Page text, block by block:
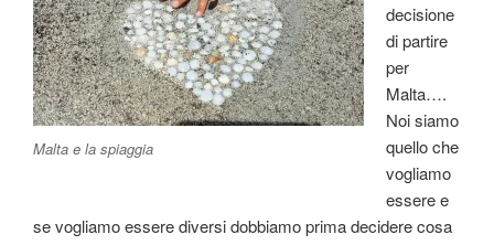
Malta e la spiaggia
decisione
di partire
per
Malta….
Noi siamo
quello che
vogliamo
essere e
se vogliamo essere diversi dobbiamo prima decidere cosa